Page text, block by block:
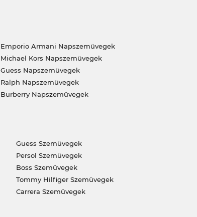
Emporio Armani Napszemüvegek
Michael Kors Napszemüvegek
Guess Napszemüvegek
Ralph Napszemüvegek
Burberry Napszemüvegek
Guess Szemüvegek
Persol Szemüvegek
Boss Szemüvegek
Tommy Hilfiger Szemüvegek
Carrera Szemüvegek